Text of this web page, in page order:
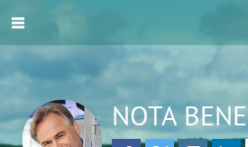
NOTA BENE